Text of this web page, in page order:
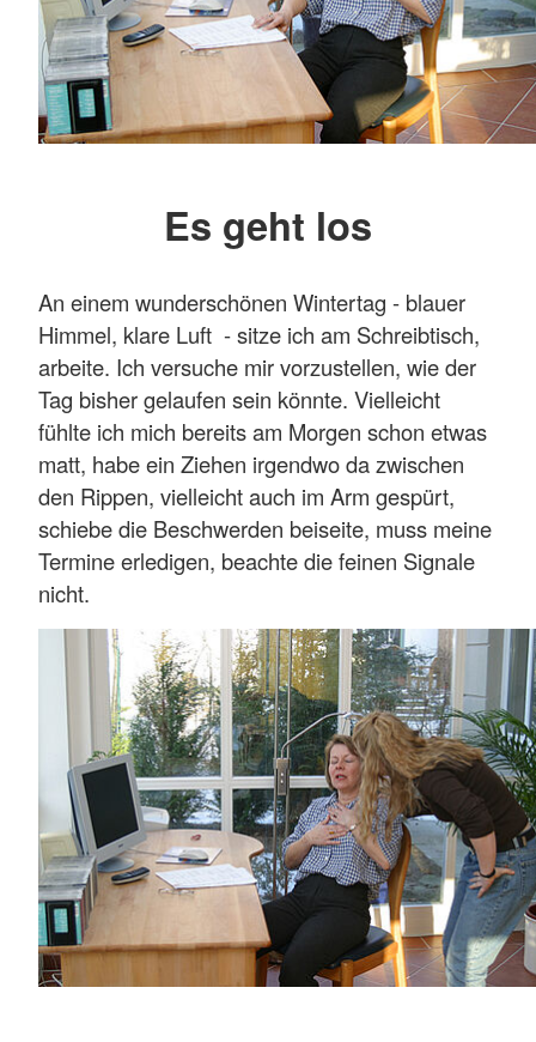
Es geht los
An einem wunderschönen Wintertag - blauer
Himmel, klare Luft - sitze ich am Schreibtisch,
arbeite. Ich versuche mir vorzustellen, wie der
Tag bisher gelaufen sein könnte. Vielleicht
fühlte ich mich bereits am Morgen schon etwas
matt, habe ein Ziehen irgendwo da zwischen
den Rippen, vielleicht auch im Arm gespürt,
schiebe die Beschwerden beiseite, muss meine
Termine erledigen, beachte die feinen Signale
nicht.